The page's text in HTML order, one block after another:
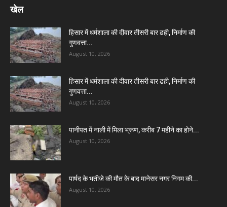
खेल
हिसार में धर्मशाला की दीवार तीसरी बार ढही, निर्माण की
गुणवत्ता...
August 10, 2026
हिसार में धर्मशाला की दीवार तीसरी बार ढही, निर्माण की
गुणवत्ता...
August 10, 2026
पानीपत में नाली में मिला भ्रूण, करीब 7 महीने का होने...
August 10, 2026
पार्षद के भतीजे की मौत के बाद मानेसर नगर निगम की...
August 10, 2026